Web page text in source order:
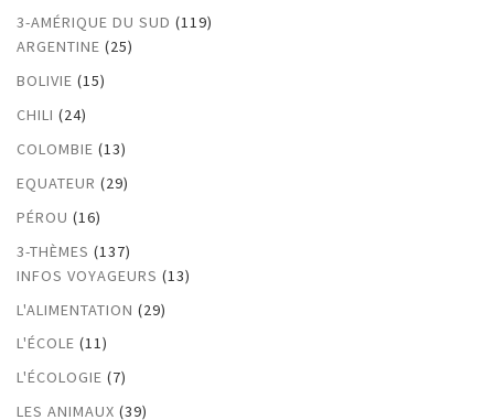
3-AMÉRIQUE DU SUD (119)
ARGENTINE (25)
BOLIVIE (15)
CHILI (24)
COLOMBIE (13)
EQUATEUR (29)
PÉROU (16)
3-THÈMES (137)
INFOS VOYAGEURS (13)
L'ALIMENTATION (29)
L'ÉCOLE (11)
L'ÉCOLOGIE (7)
LES ANIMAUX (39)